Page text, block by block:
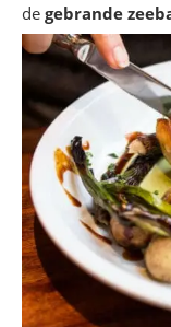
de gebrande